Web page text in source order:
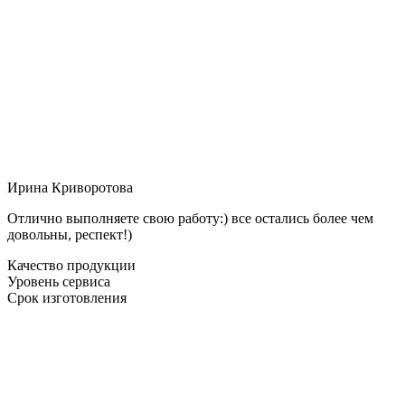
Ирина Криворотова
Отлично выполняете свою работу:) все остались более чем
довольны, респект!)
Качество продукции
Уровень сервиса
Срок изготовления